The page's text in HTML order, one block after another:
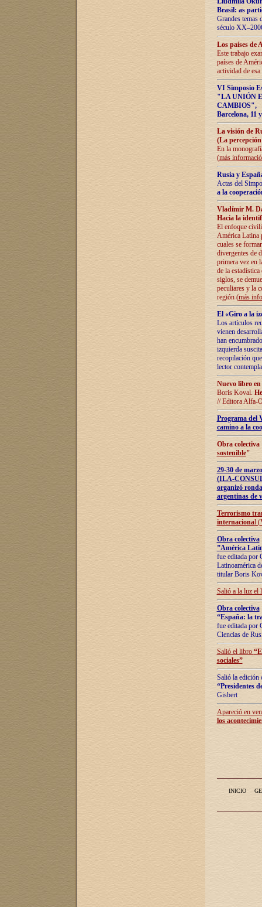
Brasil: as
Grandes temas
século
Los países de
Este trabajo
países de
actividad de
VI Simposio
"LA UNIÓN
CAMBIOS",
Barcelona, 11
La visión de
(La
En la
(más
Rusia y
Actas del
a la
Vladímir M.
Hacia la
El enfoque
América Latina
cuales se
divergentes de
primera vez en
de la
siglos, se
peculiares y la
región (más
El «Giro a la
Los artículos
vienen
han
izquierda
recopilación
lector
Nuevo libro
Boris Koval.
// Editora Alfa-
Programa del
camino a la
Obra
sostenible"
29-30 de
(ILA-
organizó
argentinas de
Terrorismo
internacional
Obra colectiva
”América
fue editada por
Latinoamérica
titular Boris
Salió a la luz el
Obra colectiva
“España: la
fue editada por
Ciencias de
Salió el libro “
sociales”
Salió la edición
“Presidentes
Gisbert
Apareció en
los
INICIO